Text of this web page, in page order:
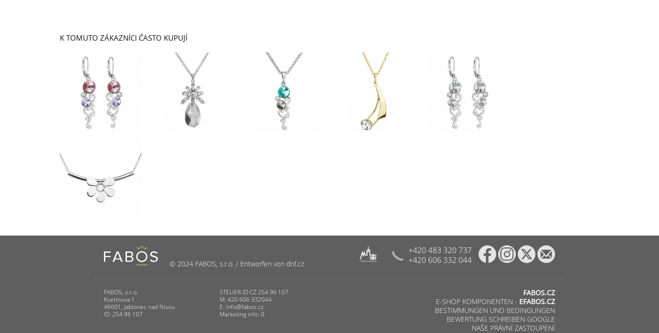
K TOMUTO ZÁKAZNÍCI ČASTO KUPUJÍ
© 2024 FABOS, s.r.o. / Entworfen von dnf.cz PUNCOVNÍ ÚŘAD
+420 483 320 737
+420 606 332 044
FABOS, s.r.o.
Kvetinova 1
46601, Jablonec nad Nisou
ID: 254 96 107
STEUER-ID CZ 254 96 107
M: 420 606 332044
E: info@fabos.cz
Marketing info: 0
FABOS.CZ
E-SHOP KOMPONENTEN - EFABOS.CZ
BESTIMMUNGEN UND BEDINGUNGEN
BEWERTUNG SCHREIBEN GOOGLE
NAŠE PRÁVNÍ ZASTOUPENÍ